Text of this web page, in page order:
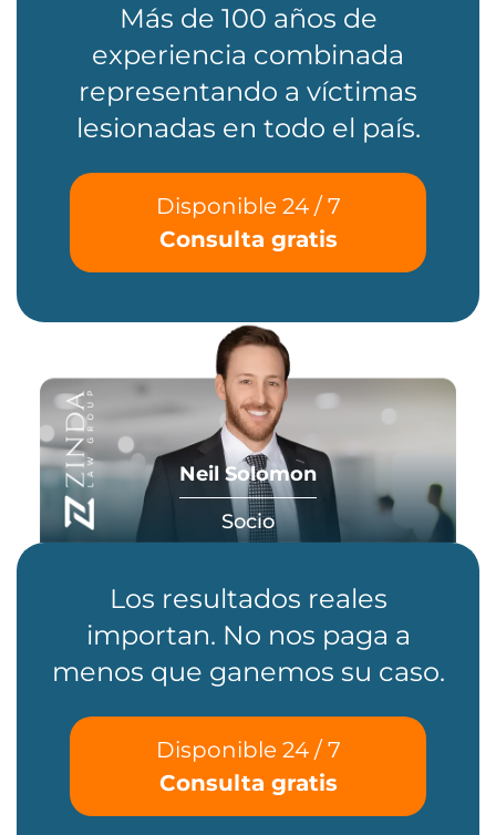
Más de 100 años de
experiencia combinada
representando a víctimas
lesionadas en todo el país.
Disponible 24 / 7
Consulta gratis
Neil Solomon
Socio
Los resultados reales
importan. No nos paga a
menos que ganemos su caso.
Disponible 24 / 7
Consulta gratis